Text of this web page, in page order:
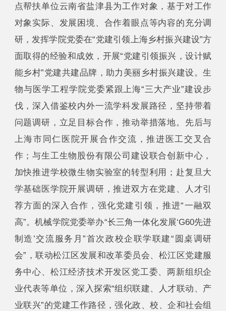
点帮扶单位云南省盐津县为工作对象，基于对工作
对象实际、发展困境、合作着眼点等内容的充分调
研，发挥学院党委在“党建引领上海乡村振兴建设”方
面取得的经验和成效，开展“党建引领振兴，设计赋
能乡村”党建共建品牌，助力美丽乡村振兴建设。生
物与医学工程学院党委紧跟上海“三大产业”建设步
伐，深入借鉴校内外一流学科发展路径，坚持带着
问题调研，立足目标合作，推动举措落地。先后与
上海市同仁医院开展合作交流，推进医工交叉合
作；与生工生物股份有限公司建设联合创新中心，
加快推进学校微生物实验室的转型利用；赴复旦大
学基础医学院开展调研，推进双方在党建、人才引
荐方面的深入合作，强化党建引领，推进“一融双
高”。机械学院党委举办“长三角一体化发展‘G60先进
制造’交流服务月”首次政校企联学联建“圆桌调研
会”，联动松江区发展和改革委员会、松江区党建服
务中心、松江经济技术开发区党工委、两新组织企
业代表等单位，深入探索“组织联建、人才联动、产
业联兴”的党建工作路径，强化政、校、企和社会组